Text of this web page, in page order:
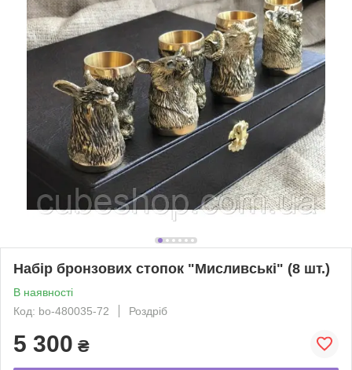
Набір бронзових стопок "Мисливські" (8 шт.)
В наявності
Код: bo-480035-72
Роздріб
5 300 ₴